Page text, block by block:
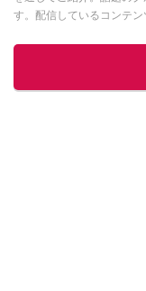
す。配信しているコンテ
ニュースでフォロー